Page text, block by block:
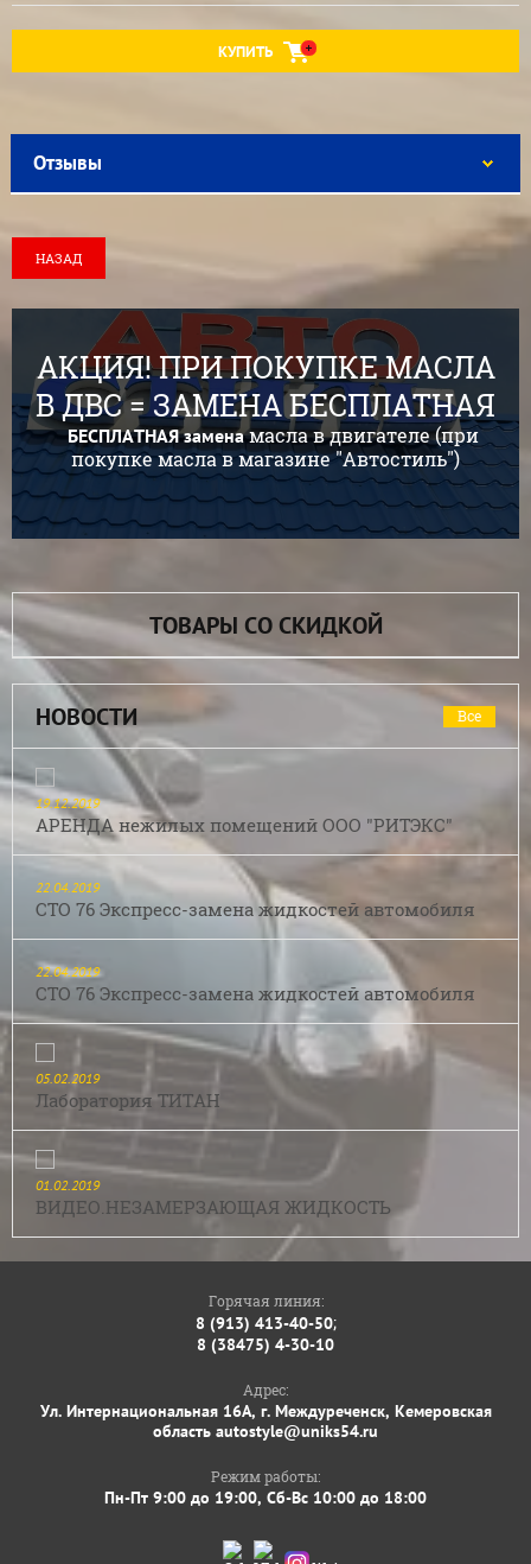
КУПИТЬ
Отзывы
НАЗАД
АКЦИЯ! ПРИ ПОКУПКЕ МАСЛА
В ДВС = ЗАМЕНА БЕСПЛАТНАЯ
БЕСПЛАТНАЯ заменамасла в двигателе (при
покупке масла в магазине "Автостиль")
ТОВАРЫ СО СКИДКОЙ
НОВОСТИ Все
19.12.2019
АРЕНДА нежилых помещений ООО "РИТЭКС"
22.04.2019
СТО 76 Экспресс-замена жидкостей автомобиля
22.04.2019
СТО 76 Экспресс-замена жидкостей автомобиля
05.02.2019
Лаборатория ТИТАН
01.02.2019
ВИДЕО.НЕЗАМЕРЗАЮЩАЯ ЖИДКОСТЬ
Горячая линия:
8 (913) 413-40-50;
8 (38475) 4-30-10
Адрес:
Ул. Интернациональная 16А, г. Междуреченск, Кемеровская
область autostyle@uniks54.ru
Режим работы:
Пн-Пт 9:00 до 19:00, Сб-Вс 10:00 до 18:00